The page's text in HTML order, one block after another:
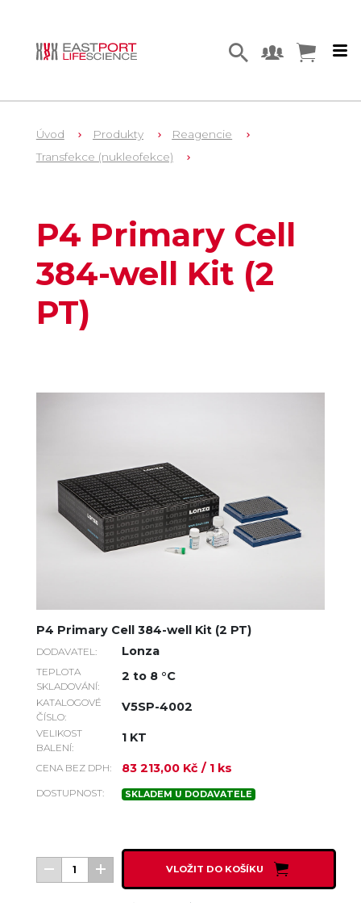
Úvod Produkty
Reagencie
Transfekce (nukleofekce)
P4 Primary Cell
384-well Kit (2
PT)
P4 Primary Cell 384-well Kit (2 PT)
DODAVATEL: Lonza
TEPLOTA
SKLADOVÁNÍ:
2 to 8 °C
KATALOGOVÉ
ČÍSLO:
V5SP-4002
VELIKOST
BALENÍ:
1 KT
CENA BEZ DPH: 83 213,00 Kč / 1 ks
DOSTUPNOST: SKLADEM U DODAVATELE
VLOŽIT DO KOŠÍKU